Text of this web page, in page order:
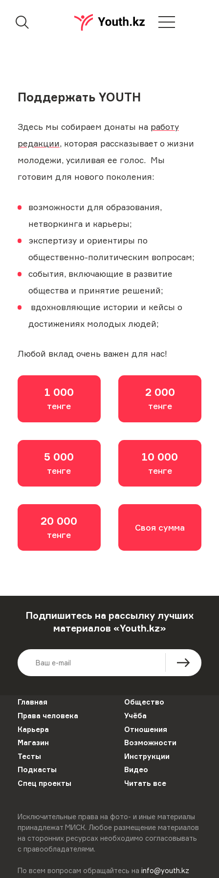
Поддержать YOUTH
Здесь мы собираем донаты на работу
редакции, которая рассказывает о жизни
молодежи, усиливая ее голос. Мы
готовим для нового поколения:
возможности для образования,
нетворкинга и карьеры;
экспертизу и ориентиры по
общественно-политическим вопросам;
события, включающие в развитие
общества и принятие решений;
вдохновляющие истории и кейсы о
достижениях молодых людей;
Любой вклад очень важен для нас!
1 000
тенге
2 000
тенге
5 000
тенге
10 000
тенге
20 000
тенге
Своя сумма
Подпишитесь на рассылку лучших
материалов «Youth.kz»
Главная
Общество
Права человека
Учёба
Карьера
Отношения
Магазин
Возможности
Тесты
Инструкции
Подкасты
Видео
Спец проекты
Читать все
Исключительные права на фото- и иные материалы
принадлежат МИСК. Любое размещение материалов
на сторонних ресурсах необходимо согласовывать
с правообладателями.
По всем вопросам обращайтесь на info@youth.kz